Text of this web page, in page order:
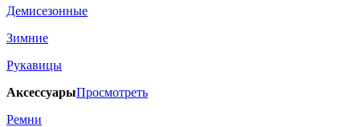
Демисезонные
Зимние
Рукавицы
АксессуарыПросмотреть
Ремни